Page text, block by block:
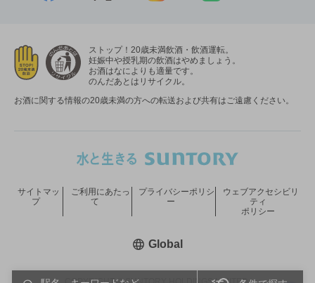
ストップ！20歳未満飲酒・飲酒運転。
妊娠中や授乳期の飲酒はやめましょう。
お酒はなによりも適量です。
のんだあとはリサイクル。
お酒に関する情報の20歳未満の方への転送および共有はご遠慮ください。
サイトマッ
プ
ご利用にあたっ
て
プライバシーポリシ
ー
ウェブアクセシビリ
ティ
ポリシー
Global新しいウィンドウで開く